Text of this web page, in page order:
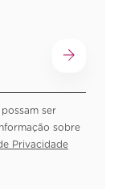
ser
sobre
Privacidade